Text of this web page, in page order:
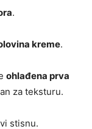
.
kreme.
ohlađena prva
za teksturu.
stisnu.